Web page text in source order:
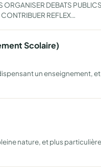
DEBATS
REFLEX…
Scolaire)
un enseignement,
nature, et plus